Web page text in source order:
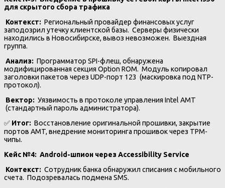
для скрытого сбора трафика
Контекст: Региональный провайдер финансовых услуг
заподозрил утечку клиентской базы. Серверы физически
находились в Новосибирске, вывоз невозможен. Выездная
группа.
Анализ: Программатор SPI-флеш, обнаружена
модифицированная секция Option ROM. Модуль копировал
заголовки пакетов через UDP-порт 123 (маскировка под NTP-
протокол).
Вектор: Уязвимость в протоколе управления Intel AMT
(стандартный пароль администратора).
✅ Итог: Восстановление оригинальной прошивки, закрытие
портов AMT, внедрение мониторинга прошивок через TPM-
чипы.
Кейс №4: Android-шпион черезAccessibility Service
Контекст: Сотрудник банка обнаружил списания с мобильного
счета. Подозревалась подмена SMS.